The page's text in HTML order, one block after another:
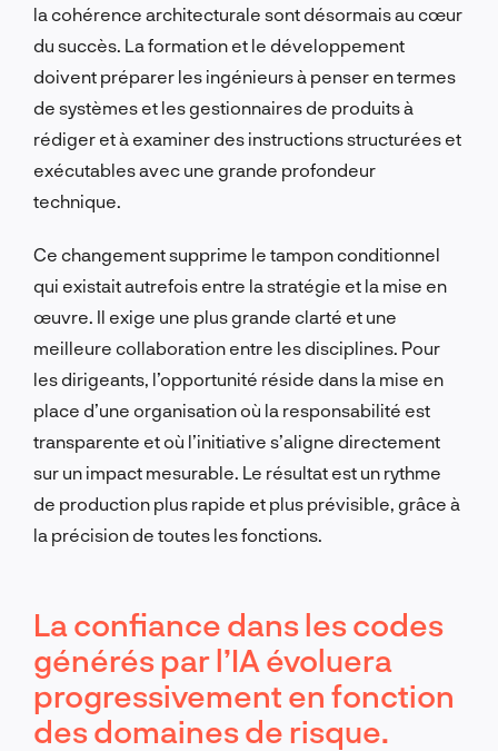
la cohérence architecturale sont désormais au cœur
du succès. La formation et le développement
doivent préparer les ingénieurs à penser en termes
de systèmes et les gestionnaires de produits à
rédiger et à examiner des instructions structurées et
exécutables avec une grande profondeur
technique.
Ce changement supprime le tampon conditionnel
qui existait autrefois entre la stratégie et la mise en
œuvre. Il exige une plus grande clarté et une
meilleure collaboration entre les disciplines. Pour
les dirigeants, l’opportunité réside dans la mise en
place d’une organisation où la responsabilité est
transparente et où l’initiative s’aligne directement
sur un impact mesurable. Le résultat est un rythme
de production plus rapide et plus prévisible, grâce à
la précision de toutes les fonctions.
La confiance dans les codes
générés par l’IA évoluera
progressivement en fonction
des domaines de risque.